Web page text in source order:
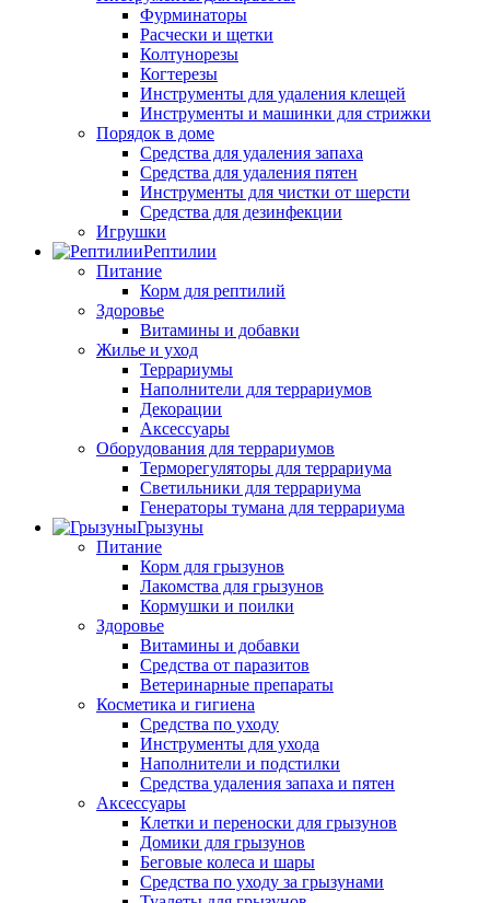
Фурминаторы
Расчески и щетки
Колтунорезы
Когтерезы
Инструменты для удаления клещей
Инструменты и машинки для стрижки
Порядок в доме
Средства для удаления запаха
Средства для удаления пятен
Инструменты для чистки от шерсти
Средства для дезинфекции
Игрушки
Рептилии
Питание
Корм для рептилий
Здоровье
Витамины и добавки
Жилье и уход
Террариумы
Наполнители для террариумов
Декорации
Аксессуары
Оборудования для террариумов
Терморегуляторы для террариума
Светильники для террариума
Генераторы тумана для террариума
Грызуны
Питание
Корм для грызунов
Лакомства для грызунов
Кормушки и поилки
Здоровье
Витамины и добавки
Средства от паразитов
Ветеринарные препараты
Косметика и гигиена
Средства по уходу
Инструменты для ухода
Наполнители и подстилки
Средства удаления запаха и пятен
Аксессуары
Клетки и переноски для грызунов
Домики для грызунов
Беговые колеса и шары
Средства по уходу за грызунами